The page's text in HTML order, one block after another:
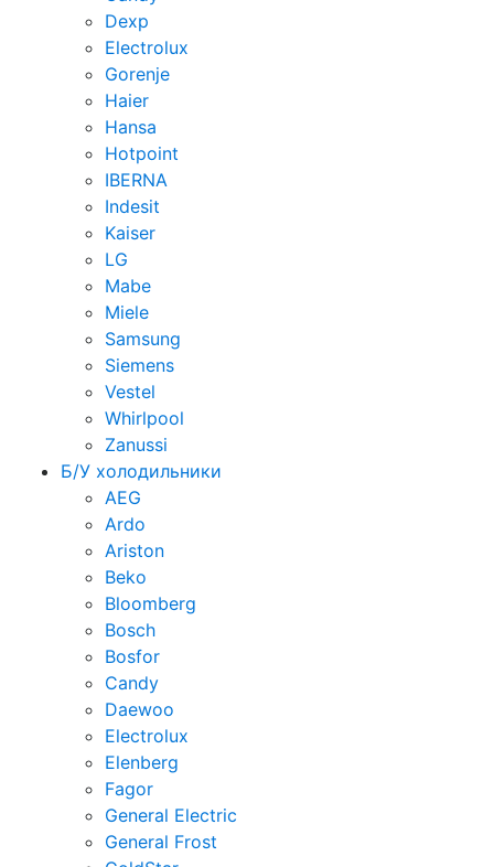
Dexp
Electrolux
Gorenje
Haier
Hansa
Hotpoint
IBERNA
Indesit
Kaiser
LG
Mabe
Miele
Samsung
Siemens
Vestel
Whirlpool
Zanussi
Б/У холодильники
AEG
Ardo
Ariston
Beko
Bloomberg
Bosch
Bosfor
Candy
Daewoo
Electrolux
Elenberg
Fagor
General Electric
General Frost